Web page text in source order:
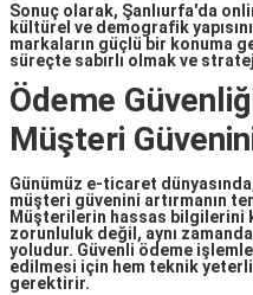
Sonuç olarak, Şanlıurfa'da
kültürel ve demografik
markaların güçlü bir konuma
süreçte sabırlı olmak ve
Ödeme
Müşteri
Günümüz e-ticaret
müşteri güvenini artırmanın
Müşterilerin hassas bilgilerini
zorunluluk değil, aynı
yoludur. Güvenli ödeme
edilmesi için hem teknik
gerektirir.